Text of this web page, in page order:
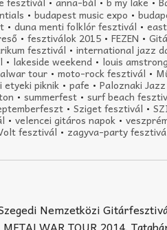
•budapest music expo •
•duna menti folklór fesztivál •
•fesztiválok 2015 •FEZEN •
fesztivál •international jazz
• lakeside weekend • louis
tour •moto-rock fesztivál •
etyeki piknik •pafe •Paloznaki
•summerfest •surf beach
•Sziget fesztivál •
•velencei gitáros napok •
fesztivál • zagyva-party
Nemzetközi